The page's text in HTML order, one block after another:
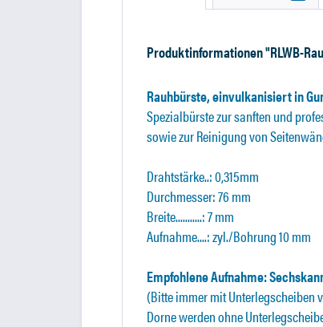
Produktinformationen "RLWB-
Rauhbürste, einvulkanisiert in
Spezialbürste zur sanften und
sowie zur Reinigung von
Drahtstärke..: 0,315mm
Durchmesser: 76 mm
Breite...........: 7 mm
Aufnahme....: zyl./Bohrung 10 mm
Empfohlene Aufnahme:
(Bitte immer mit Unterlegscheiben
Dorne werden ohne